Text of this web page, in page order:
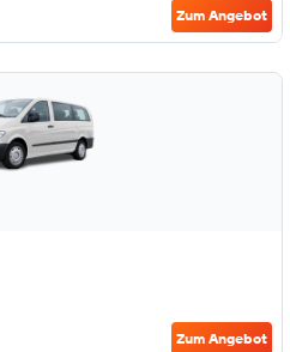
Zum Angebot
Zum Angebot